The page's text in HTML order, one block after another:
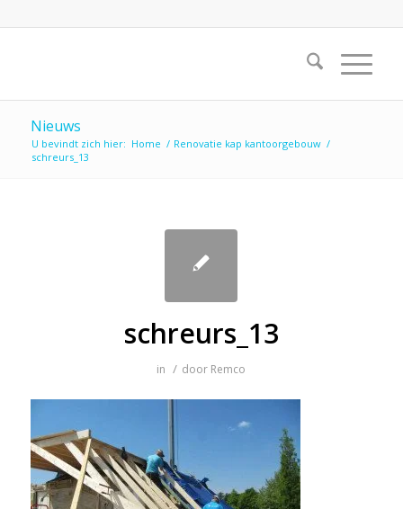
Nieuws
U bevindt zich hier: Home / Renovatie kap kantoorgebouw /
schreurs_13
schreurs_13
in / door Remco